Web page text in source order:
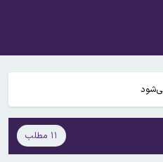
های چپ اسلام گرا
در چهارشنبه
در دستور کار
تأمین امنیت و پیشرفت تنگه هرمز» در
ارزان‌قیمت شروع شد/فاش
۱۱ مطلب